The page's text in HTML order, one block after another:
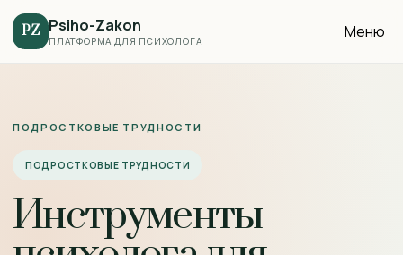
PZ Psiho-Zakon
ПЛАТФОРМА ДЛЯ ПСИХОЛОГА Меню
ПОДРОСТКОВЫЕ ТРУДНОСТИ
ПОДРОСТКОВЫЕ ТРУДНОСТИ
Инструменты